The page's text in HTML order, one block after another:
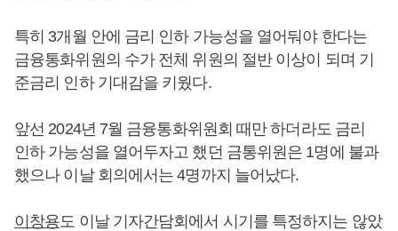
특히 3개월 안에 금리 인하 가능성을 열어둬야 한다는
금융통화위원의 수가 전체 위원의 절반 이상이 되며 기
준금리 인하 기대감을 키웠다.
앞선 2024년 7월 금융통화위원회 때만 하더라도 금리
인하 가능성을 열어두자고 했던 금통위원은 1명에 불과
했으나 이날 회의에서는 4명까지 늘어났다.
이창용도 이날 기자간담회에서 시기를 특정하지는 않았